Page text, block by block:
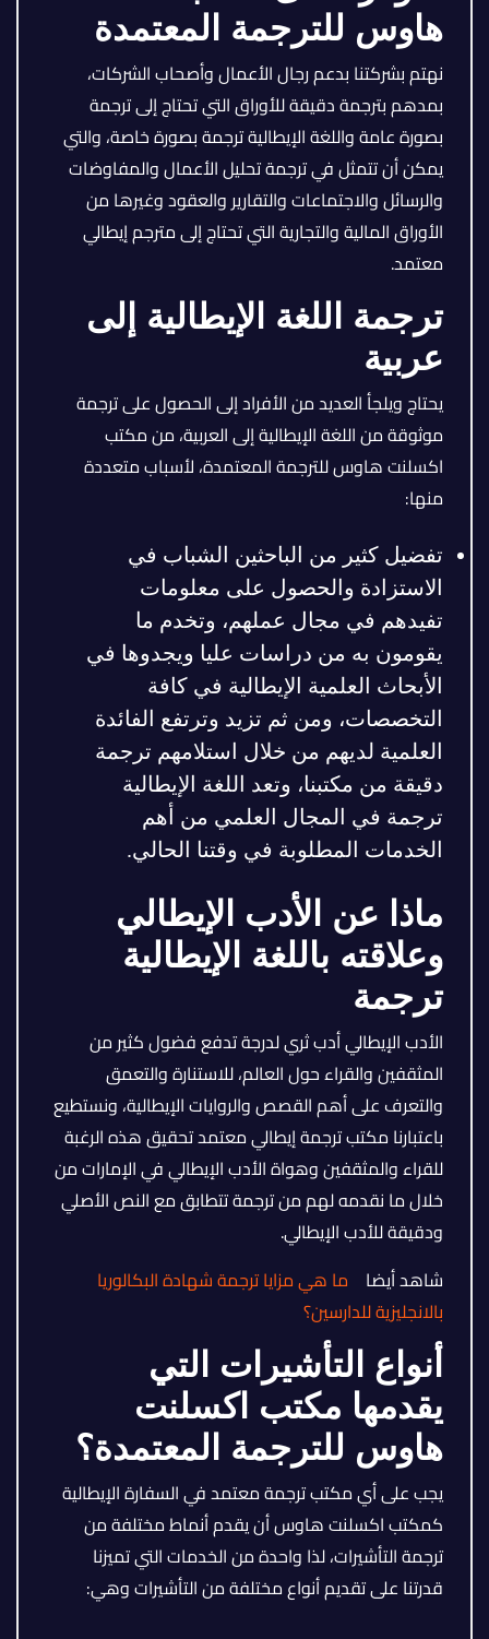
هاوس للترجمة المعتمدة
نهتم بشركتنا بدعم رجال الأعمال وأصحاب الشركات،
بمدهم بترجمة دقيقة للأوراق التي تحتاج إلى ترجمة
بصورة عامة واللغة الإيطالية ترجمة بصورة خاصة، والتي
يمكن أن تتمثل في ترجمة تحليل الأعمال والمفاوضات
والرسائل والاجتماعات والتقارير والعقود وغيرها من
الأوراق المالية والتجارية التي تحتاج إلى مترجم إيطالي
معتمد.
ترجمة اللغة الإيطالية إلى
عربية
يحتاج ويلجأ العديد من الأفراد إلى الحصول على ترجمة
موثوقة من اللغة الإيطالية إلى العربية، من مكتب
اكسلنت هاوس للترجمة المعتمدة، لأسباب متعددة
منها:
تفضيل كثير من الباحثين الشباب في
الاستزادة والحصول على معلومات
تفيدهم في مجال عملهم، وتخدم ما
يقومون به من دراسات عليا ويجدوها في
الأبحاث العلمية الإيطالية في كافة
التخصصات، ومن ثم تزيد وترتفع الفائدة
العلمية لديهم من خلال استلامهم ترجمة
دقيقة من مكتبنا، وتعد اللغة الإيطالية
ترجمة في المجال العلمي من أهم
الخدمات المطلوبة في وقتنا الحالي.
ماذا عن الأدب الإيطالي
وعلاقته باللغة الإيطالية
ترجمة
الأدب الإيطالي أدب ثري لدرجة تدفع فضول كثير من
المثقفين والقراء حول العالم، للاستنارة والتعمق
والتعرف على أهم القصص والروايات الإيطالية، ونستطيع
باعتبارنا مكتب ترجمة إيطالي معتمد تحقيق هذه الرغبة
للقراء والمثقفين وهواة الأدب الإيطالي في الإمارات من
خلال ما نقدمه لهم من ترجمة تتطابق مع النص الأصلي
ودقيقة للأدب الإيطالي.
شاهد أيضا ما هي مزايا ترجمة شهادة البكالوريا
بالانجليزية للدارسين؟
أنواع التأشيرات التي
يقدمها مكتب اكسلنت
هاوس للترجمة المعتمدة؟
يجب على أي مكتب ترجمة معتمد في السفارة الإيطالية
كمكتب اكسلنت هاوس أن يقدم أنماط مختلفة من
ترجمة التأشيرات، لذا واحدة من الخدمات التي تميزنا
قدرتنا على تقديم أنواع مختلفة من التأشيرات وهي: